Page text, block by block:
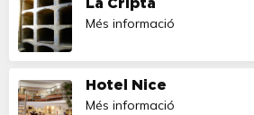
La Cripta
Més informació
Hotel Nice
Més informació